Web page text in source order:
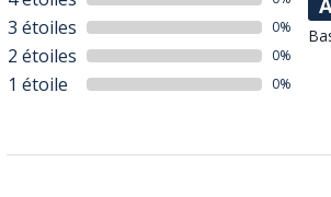
3 étoiles 0%
2 étoiles 0%
1 étoile 0%